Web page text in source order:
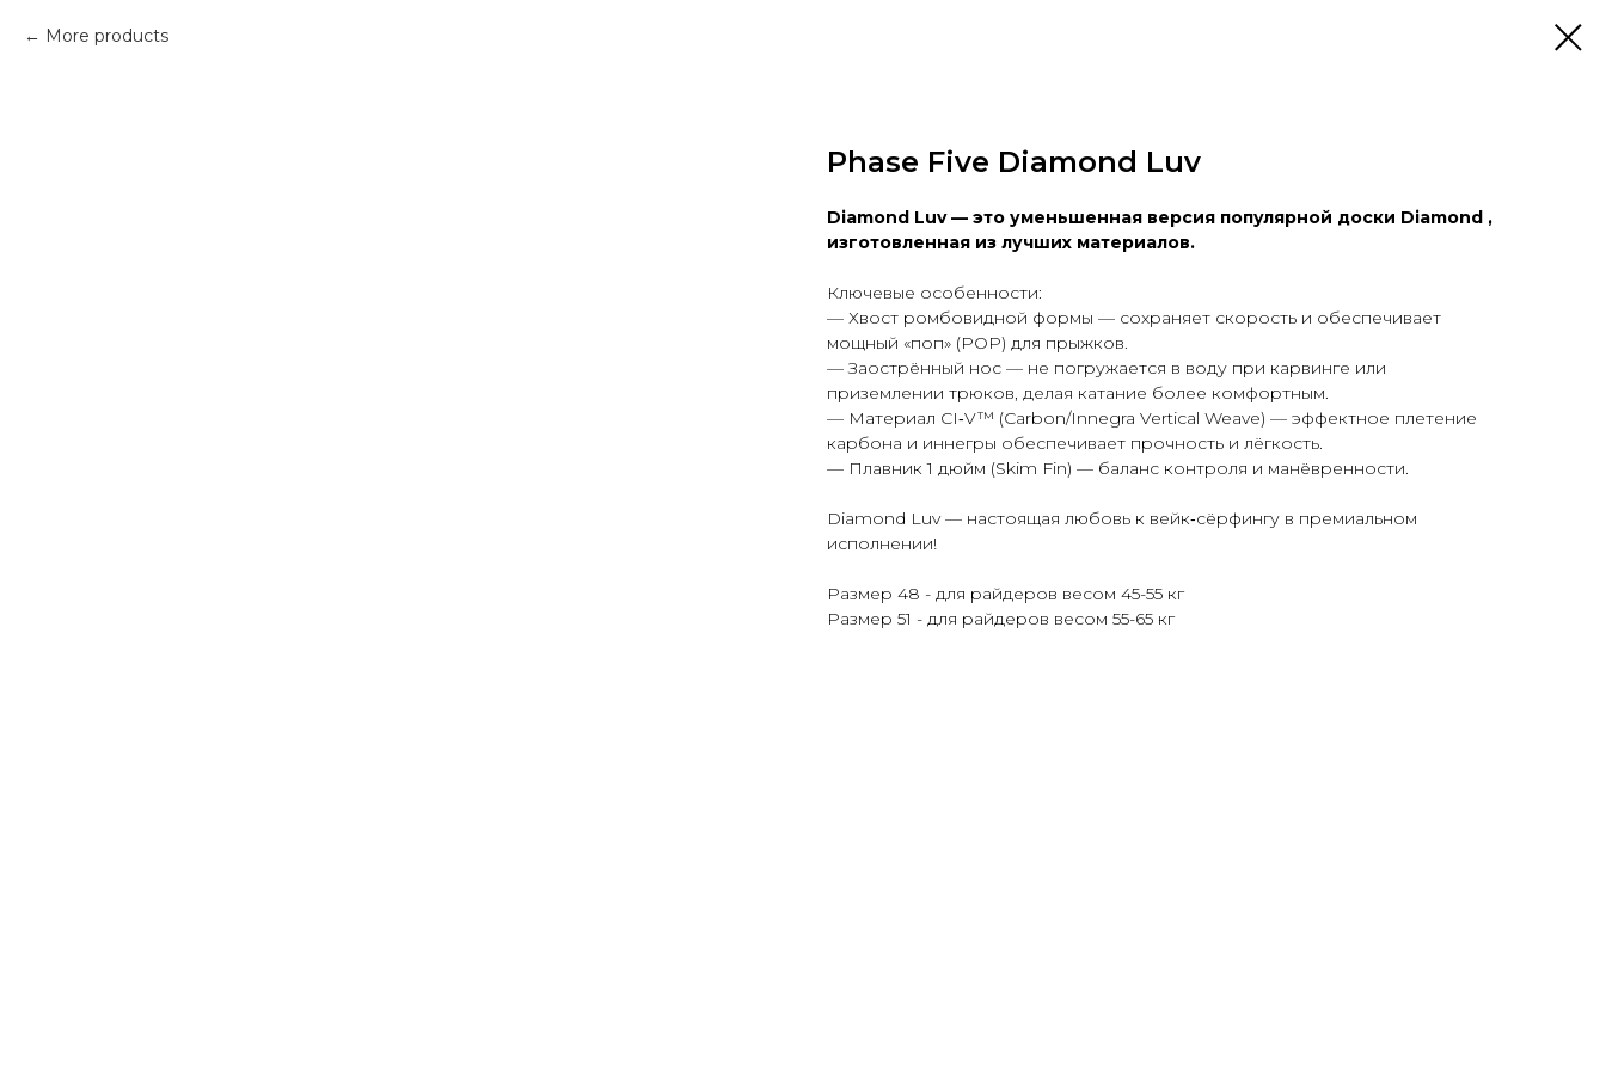
More products
Phase Five Diamond Luv
Diamond Luv — это уменьшенная версия популярной доски Diamond ,
изготовленная из лучших материалов.
Ключевые особенности:
— Хвост ромбовидной формы — сохраняет скорость и обеспечивает
мощный «поп» (POP) для прыжков.
— Заострённый нос — не погружается в воду при карвинге или
приземлении трюков, делая катание более комфортным.
— Материал CI‑V™ (Carbon/Innegra Vertical Weave) — эффектное плетение
карбона и иннегры обеспечивает прочность и лёгкость.
— Плавник 1 дюйм (Skim Fin) — баланс контроля и манёвренности.
Diamond Luv — настоящая любовь к вейк‑сёрфингу в премиальном
исполнении!
Размер 48 - для райдеров весом 45-55 кг
Размер 51 - для райдеров весом 55-65 кг